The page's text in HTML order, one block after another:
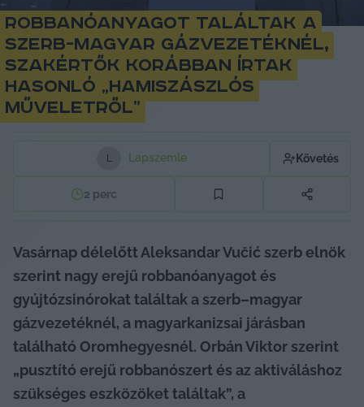
Robbanóanyagot találtak a
szerb-magyar gázvezetéknél,
szakértők korábban írtak
hasonló „hamiszászlós
műveletről”
L Lapszemle Követés
2 perc
Vasárnap délelőtt Aleksandar Vučić szerb elnök
szerint nagy erejű robbanóanyagot és
gyújtózsinórokat találtak a szerb–magyar
gázvezetéknél, a magyarkanizsai járásban
található Oromhegyesnél. Orbán Viktor szerint
„pusztító erejű robbanószert és az aktiváláshoz
szükséges eszközöket találtak”, a